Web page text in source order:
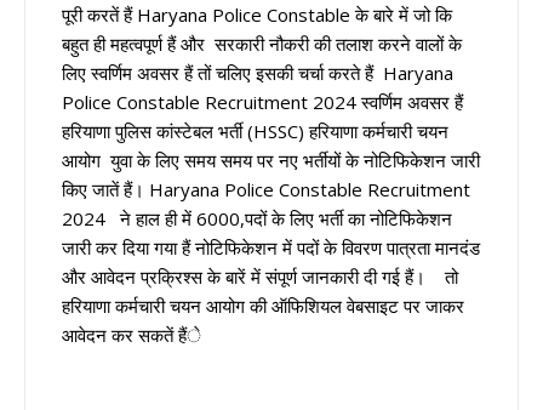
पूरी करतें हैं Haryana Police Constable के बारे में जो कि
बहुत ही महत्वपूर्ण हैं और सरकारी नौकरी की तलाश करने वालों के
लिए स्वर्णिम अवसर हैं तों चलिए इसकी चर्चा करते हैं Haryana
Police Constable Recruitment 2024 स्वर्णिम अवसर हैं
हरियाणा पुलिस कांस्टेबल भर्ती (HSSC) हरियाणा कर्मचारी चयन
आयोग युवा के लिए समय समय पर नए भर्तीयों के नोटिफिकेशन जारी
किए जातें हैं। Haryana Police Constable Recruitment
2024 ने हाल ही में 6000,पदों के लिए भर्ती का नोटिफिकेशन
जारी कर दिया गया हैं नोटिफिकेशन में पदों के विवरण पात्रता मानदंड
और आवेदन प्रक्रिश्स के बारें में संपूर्ण जानकारी दी गई हैं। तो
हरियाणा कर्मचारी चयन आयोग की ऑफिशियल वेबसाइट पर जाकर
आवेदन कर सकतें हैंे